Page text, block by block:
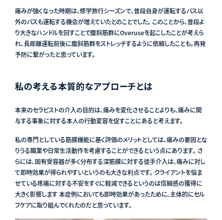
痛みが強くなった時期は、修学旅行シーズンで、普段自身が運転するバス以
外のバスも運転する機会が増えていたとのことでした。 このことから、普段よ
り大きなハンドルを回すことで腹斜筋群にOveruseを起こしたことが考えら
れ、長距離運転前後に腹斜筋群をストレッチするように依頼したことも，再発
予防に繋がったと思っています。
私の考える本質的なアプローチとは
本来のセラピストの介入の目的は、痛みを変化させることよりも、痛みに関
与する事象に対する本人の行動変容を促すことにあると考えます。
私の専門としている筋膜機能に基く評価のメリットとしては、痛みの要因とな
りうる職業や日常生活動作を考慮することができるという点にあります。 さ
らには、固有受容器が多く分布する深筋膜に対する徒手介入は、痛みに対し
て即時効果が得られやすいというのも大きな利点です。 クライアントを悩ま
せている疼痛に対する不安をすぐに軽減できるというのは信頼感の獲得に
大きく影響します 本症例においても即時効果があったために、主体的にセル
フケアに取り組んでくれたのだと思っています。